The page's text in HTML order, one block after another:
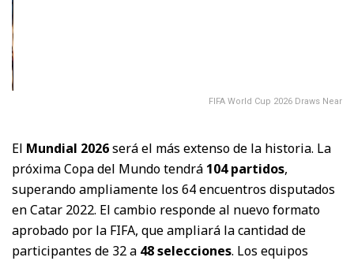
FIFA World Cup 2026 Draws Near
El Mundial 2026será el más extenso de la historia. La
próxima Copa del Mundo tendrá 104 partidos,
superando ampliamente los 64 encuentros disputados
en Catar 2022. El cambio responde al nuevo formato
aprobado por la FIFA, que ampliará la cantidad de
participantes de 32 a 48 selecciones. Los equipos